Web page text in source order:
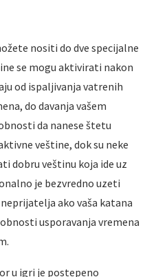
nositi do dve specijalne
se mogu aktivirati nakon
od ispaljivanja vatrenih
do davanja vašem
da nanese štetu
veštine, dok su neke
dobru veštinu koja ide uz
je bezvredno uzeti
ako vaša katana
usporavanja vremena
u igri je postepeno